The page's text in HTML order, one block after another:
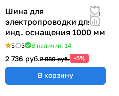
Шина для
электропроводки для
инд. оснащения 1000 мм
5 3 В наличии: 14
2 736 руб.2 880 руб. -5%
В корзину